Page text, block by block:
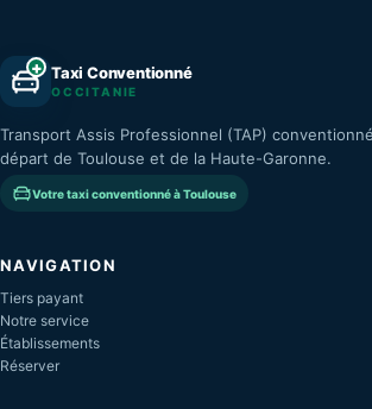
+ Taxi Conventionné
OCCITANIE
Transport Assis Professionnel (TAP)
départ de Toulouse et de la Haute-Garonne.
Votre taxi conventionné à Toulouse
NAVIGATION
Tiers payant
Notre service
Établissements
Réserver